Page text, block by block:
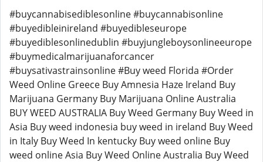
#buycannabisediblesonline #buycannabisonline
#buyedibleinireland #buyedibleseurope
#buyediblesonlinedublin #buyjungleboysonlineeurope
#buymedicalmarijuanaforcancer
#buysativastrainsonline #Buy weed Florida #Order
Weed Online Greece Buy Amnesia Haze Ireland Buy
Marijuana Germany Buy Marijuana Online Australia
BUY WEED AUSTRALIA Buy Weed Germany Buy Weed in
Asia Buy weed indonesia buy weed in ireland Buy Weed
in Italy Buy Weed In kentucky Buy weed online Buy
weed online Asia Buy Weed Online Australia Buy Weed